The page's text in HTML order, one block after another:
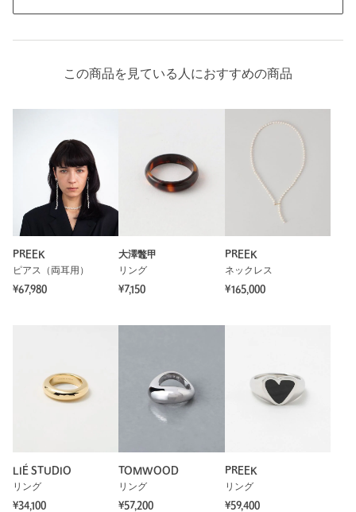
この商品を見ている人におすすめの商品
PREEK
ピアス（両耳用）
¥67,980
大澤鼈甲
リング
¥7,150
PREEK
ネックレス
¥165,000
LIÉ STUDIO
リング
¥34,100
TOMWOOD
リング
¥57,200
PREEK
リング
¥59,400